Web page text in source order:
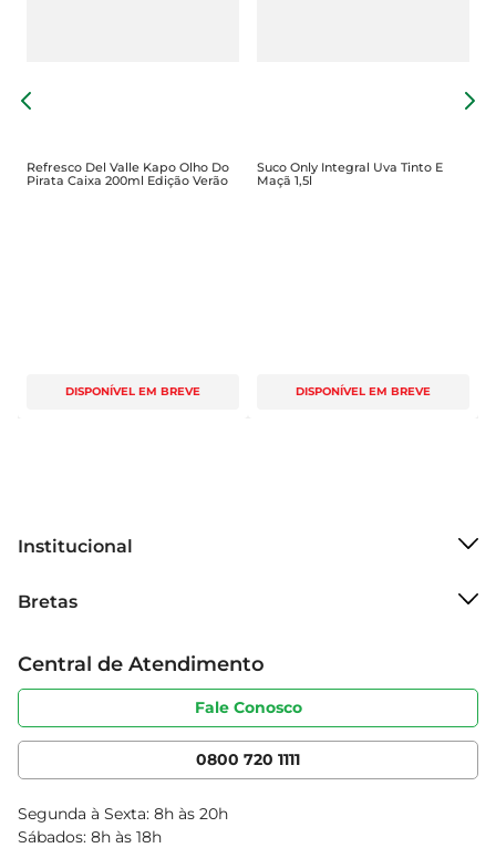
Refresco Del Valle Kapo Olho Do
Pirata Caixa 200ml Edição Verão
DISPONÍVEL EM BREVE
Suco Only Integral Uva Tinto E
Maçã 1,5l
DISPONÍVEL EM BREVE
Institucional
Grupo Cencosud
Sobre privacidade
Portal do fornecedor
Cencosud Media
Bretas
Produtos Bretas
Código de ética
Serviços
Clube Bretas
Blog Bretas
Black Friday
Central de Atendimento
Fale Conosco
0800 720 1111
Segunda à Sexta: 8h às 20h
Sábados: 8h às 18h